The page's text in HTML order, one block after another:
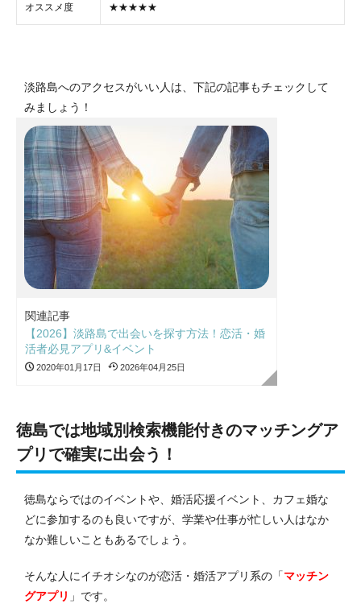
オススメ度 ★★★★★
淡路島へのアクセスがいい人は、下記の記事もチェックして
みましょう！
関連記事
【2026】淡路島で出会いを探す方法！恋活・婚
活者必見アプリ&イベント
2020年01月17日 2026年04月25日
徳島では地域別検索機能付きのマッチングア
プリで確実に出会う！
徳島ならではのイベントや、婚活応援イベント、カフェ婚な
どに参加するのも良いですが、学業や仕事が忙しい人はなか
なか難しいこともあるでしょう。
そんな人にイチオシなのが恋活・婚活アプリ系の「マッチン
グアプリ 」です。